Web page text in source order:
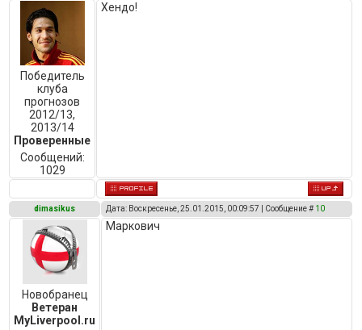
Победитель
клуба
прогнозов
2012/13,
2013/14
Проверенные
Сообщений:
1029
Хендо!
dimasikus Дата: Воскресенье, 25.01.2015, 00:09:57 | Сообщение # 10
Новобранец
Ветеран
MyLiverpool.ru
Маркович